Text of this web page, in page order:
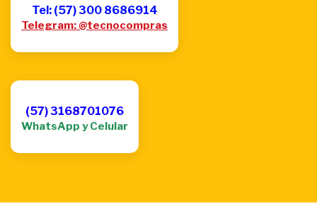
Tel: (57) 300 8686914
Telegram: @tecnocompras
(57) 3168701076
WhatsApp y Celular